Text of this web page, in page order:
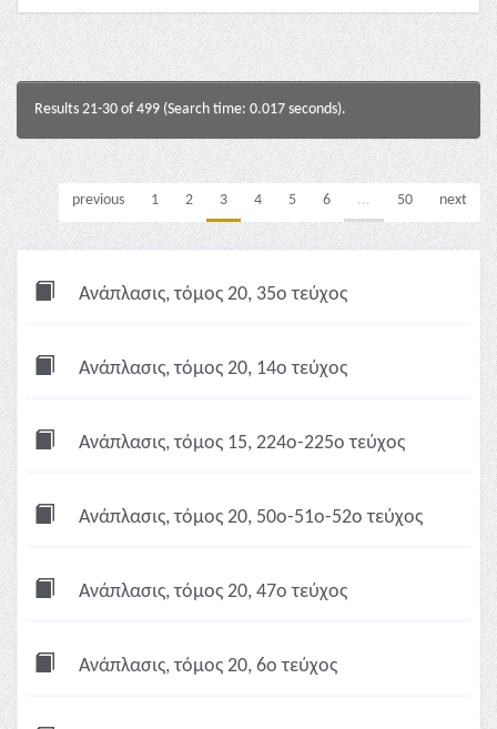
Results 21-30 of 499 (Search time: 0.017 seconds).
previous 1 2 3 4 5 6 ... 50 next
Ανάπλασις, τόμος 20, 35ο τεύχος
Ανάπλασις, τόμος 20, 14ο τεύχος
Ανάπλασις, τόμος 15, 224ο-225ο τεύχος
Ανάπλασις, τόμος 20, 50ο-51ο-52ο τεύχος
Ανάπλασις, τόμος 20, 47ο τεύχος
Ανάπλασις, τόμος 20, 6ο τεύχος